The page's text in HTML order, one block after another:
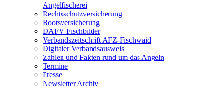
Angelfischerei
Rechtsschutzversicherung
Bootsversicherung
DAFV Fischbilder
Verbandszeitschrift AFZ-Fischwaid
Digitaler Verbandsausweis
Zahlen und Fakten rund um das Angeln
Termine
Presse
Newsletter Archiv